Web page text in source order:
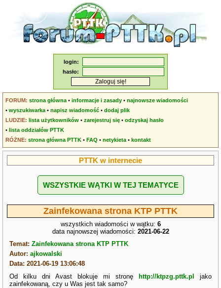
login:
hasło:
FORUM: strona główna •informacje i zasady •najnowsze wiadomości
•wyszukiwarka •napisz wiadomość •dodaj plik
LUDZIE: lista użytkowników •zarejestruj się •odzyskaj hasło
•lista oddziałów PTTK
RÓŻNE: strona główna PTTK •FAQ •netykieta •kontakt
PTTK w internecie
WSZYSTKIE WĄTKI W TEJ TEMATYCE
Zainfekowana strona KTP PTTK
wszystkich wiadomości w wątku: 6
data najnowszej wiadomości: 2021-06-22
Temat:Zainfekowana strona KTP PTTK
Autor:ajkowalski
Data: 2021-06-19 13:06:48
Od kilku dni Avast blokuje mi stronę
http://ktpzg.pttk.pl
jako
zainfekowaną, czy u Was jest tak samo?